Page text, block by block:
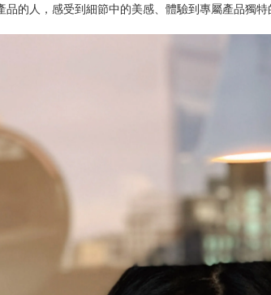
的人，感受到細節中的美感、體驗到專屬產品獨特